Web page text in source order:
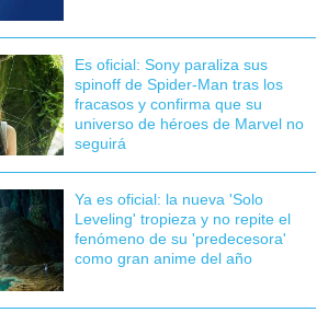
Es oficial: Sony paraliza sus
spinoff de Spider-Man tras los
fracasos y confirma que su
universo de héroes de Marvel no
seguirá
Ya es oficial: la nueva 'Solo
Leveling' tropieza y no repite el
fenómeno de su 'predecesora'
como gran anime del año